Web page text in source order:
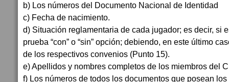
b) Los números del Documento Nacional de Identidad
c) Fecha de nacimiento.
d) Situación reglamentaria de cada jugador; es decir, si
prueba “con” o “sin” opción; debiendo, en este último
de los respectivos convenios (Punto 15).
e) Apellidos y nombres completos de los miembros del
f) Los números de todos los documentos que posean